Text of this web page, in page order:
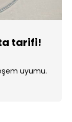
tarifi!
uyumu.